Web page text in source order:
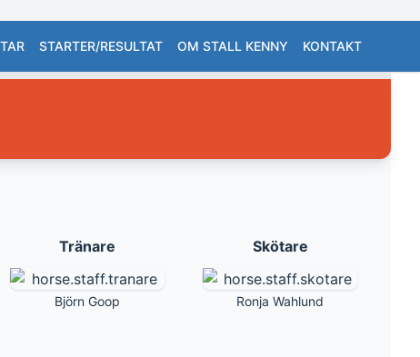
STARTER/RESULTAT OM STALL KENNY KONTAKT
Tränare
Björn Goop
Skötare
Ronja Wahlund